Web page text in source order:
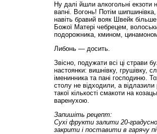
Ну далі йшли алкогольні екзоти
вапні. Вогонь! Потім
навіть бравий вояк Швейк
Божої Матері чебрецем,
подорожника, кмином,
Либонь — досить.
Звісно, подужати всі ці страви
настоянки: вишнівку, грушівку,
іменинника та пані господиню.
столу не відходили, а відлазили
такої кількості смакоти на
варенухою.
Запишіть рецепт:
Сухі фрукти залити 20-
закрити і поставити в гарячу